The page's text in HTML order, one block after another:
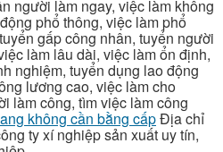
người làm ngay, việc làm không
phổ thông, việc làm phổ
gấp công nhân, tuyển người
làm lâu dài, việc làm ổn định,
nghiệm, tuyển dụng lao động
lương cao, việc làm cho
làm công, tìm việc làm công
không cần bằng cấpĐịa chỉ
ty xí nghiệp sản xuất uy tín,